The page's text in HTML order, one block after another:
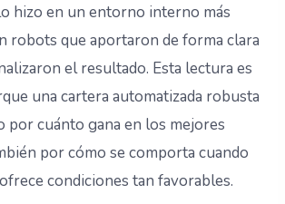
hizo en un entorno interno más
robots que aportaron de forma clara
el resultado. Esta lectura es
una cartera automatizada robusta
por cuánto gana en los mejores
por cómo se comporta cuando
condiciones tan favorables.